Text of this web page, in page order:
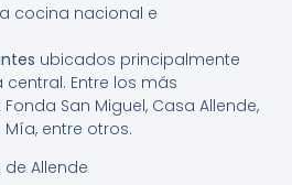
cocina nacional e
ubicados principalmente
Entre los más
San Miguel, Casa Allende,
entre otros.